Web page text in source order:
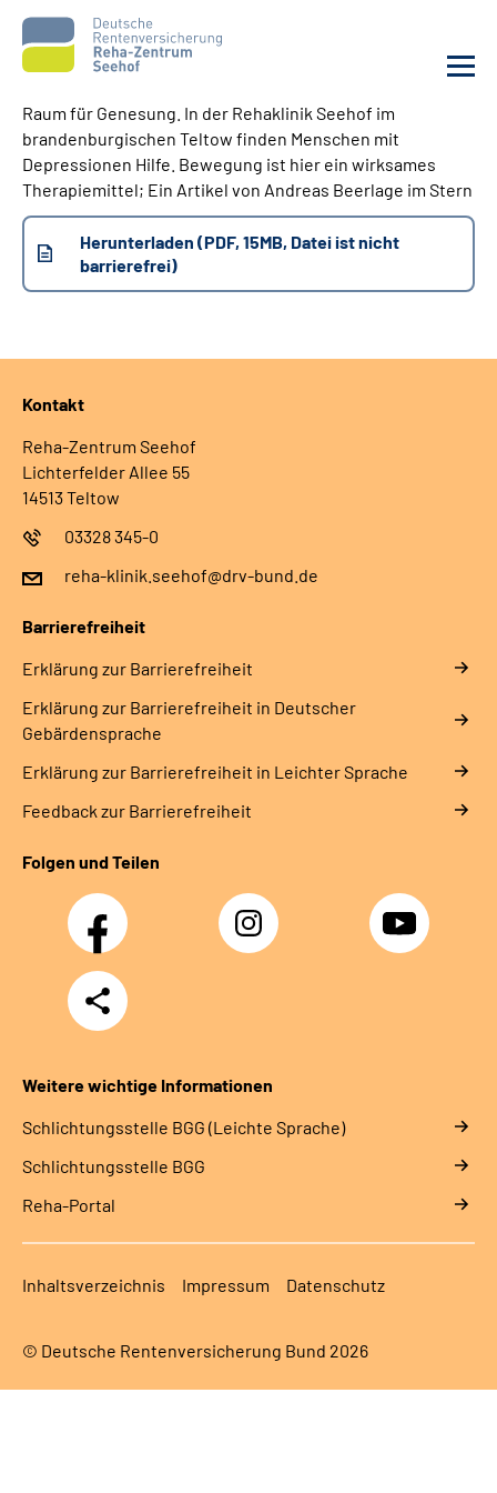
Unsere Klinik
Unsere Angebote
Service
Suche
Leichte Sprache
Gebärdensprache
Raum für Genesung. In der Rehaklinik Seehof im
brandenburgischen Teltow finden Menschen mit
Depressionen Hilfe. Bewegung ist hier ein wirksames
Therapiemittel; Ein Artikel von Andreas Beerlage im Stern
Herunterladen (PDF, 15MB, Datei ist nicht
barrierefrei)
Kontakt
Reha-Zentrum Seehof
Lichterfelder Allee 55
14513 Teltow
03328 345-0
reha-klinik.seehof@drv-bund.de
Barrierefreiheit
Erklärung zur Barrierefreiheit
Erklärung zur Barrierefreiheit in Deutscher
Gebärdensprache
Erklärung zur Barrierefreiheit in Leichter Sprache
Feedback zur Barrierefreiheit
Folgen und Teilen
Facebook Instagram YouTube
Teilen
Weitere wichtige Informationen
Schlich­tungs­stel­le BGG (Leichte Sprache)
Schlich­tungs­stel­le BGG
Reha-Portal
Inhaltsverzeichnis Impressum Datenschutz
© Deutsche Rentenversicherung Bund 2026